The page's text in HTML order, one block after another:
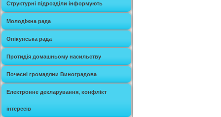
Структурні підрозділи інформують
Молодіжна рада
Опікунська рада
Протидія домашньому насильству
Почесні громадяни Виноградова
Електронне декларування, конфлікт
інтересів